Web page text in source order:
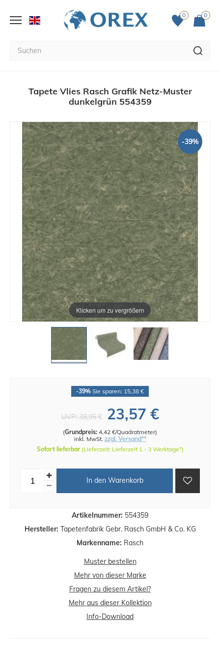
0 0
Tapete Vlies Rasch Grafik Netz-Muster
dunkelgrün 554359
Klicken um zu vergrößern
-39%
Artikelnummer: 554359
Hersteller: Tapetenfabrik Gebr. Rasch GmbH & Co. KG
Markenname: Rasch
-39% Sie sparen: 15,38 €
UVP:38,95 € 23,57 €
(Grundpreis: 4,42 €/Quadratmeter)
inkl. MwSt. zzgl. Versand**
Sofort lieferbar (Lieferzeit: Lieferzeit 1 - 3 Werktage*)
In den Warenkorb
Muster bestellen
Mehr von dieser Marke
Fragen zu diesem Artikel?
Mehr aus dieser Kollektion
Info-Download